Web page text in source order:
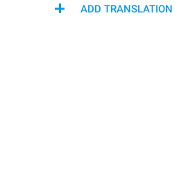
ADD TRANSLATION